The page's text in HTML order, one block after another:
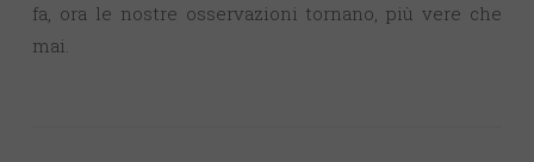
fa, ora le nostre osservazioni tornano, più vere che
mai.